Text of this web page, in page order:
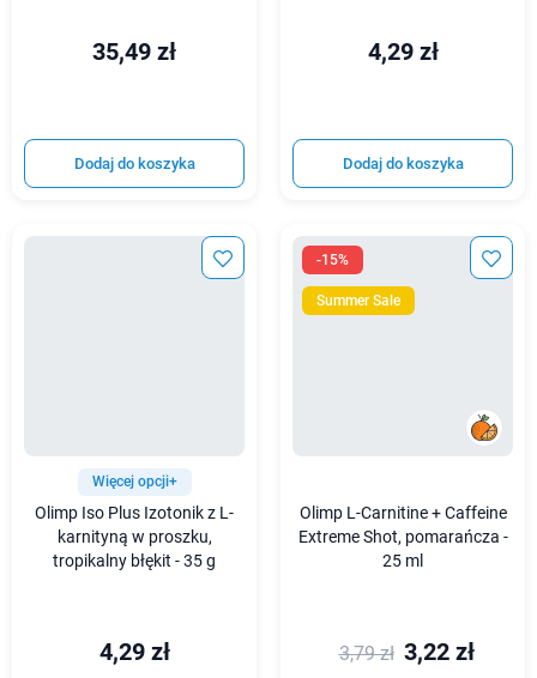
35,49 zł
Dodaj do koszyka
4,29 zł
Dodaj do koszyka
Więcej opcji+
Olimp Iso Plus Izotonik z L-
karnityną w proszku,
tropikalny błękit - 35 g
4,29 zł
-15%
Summer Sale
Olimp L-Carnitine + Caffeine
Extreme Shot, pomarańcza -
25 ml
3,79 zł 3,22 zł